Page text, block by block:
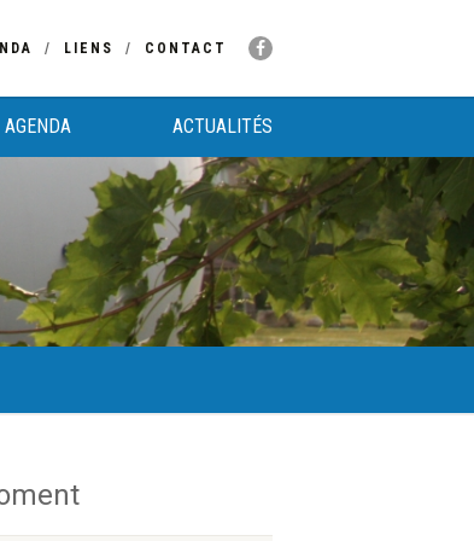
LIENS CONTACT
AGENDA ACTUALITÉS